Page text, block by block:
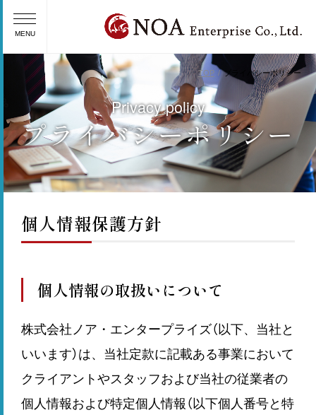
MENU
TOP プライバシーポリシー
Privacy policy
プライバシーポリシー
個人情報保護方針
個人情報の取扱いについて
株式会社ノア・エンタープライズ（以下、当社と
いいます）は、当社定款に記載ある事業において
クライアントやスタッフおよび当社の従業者の
個人情報および特定個人情報（以下個人番号と特